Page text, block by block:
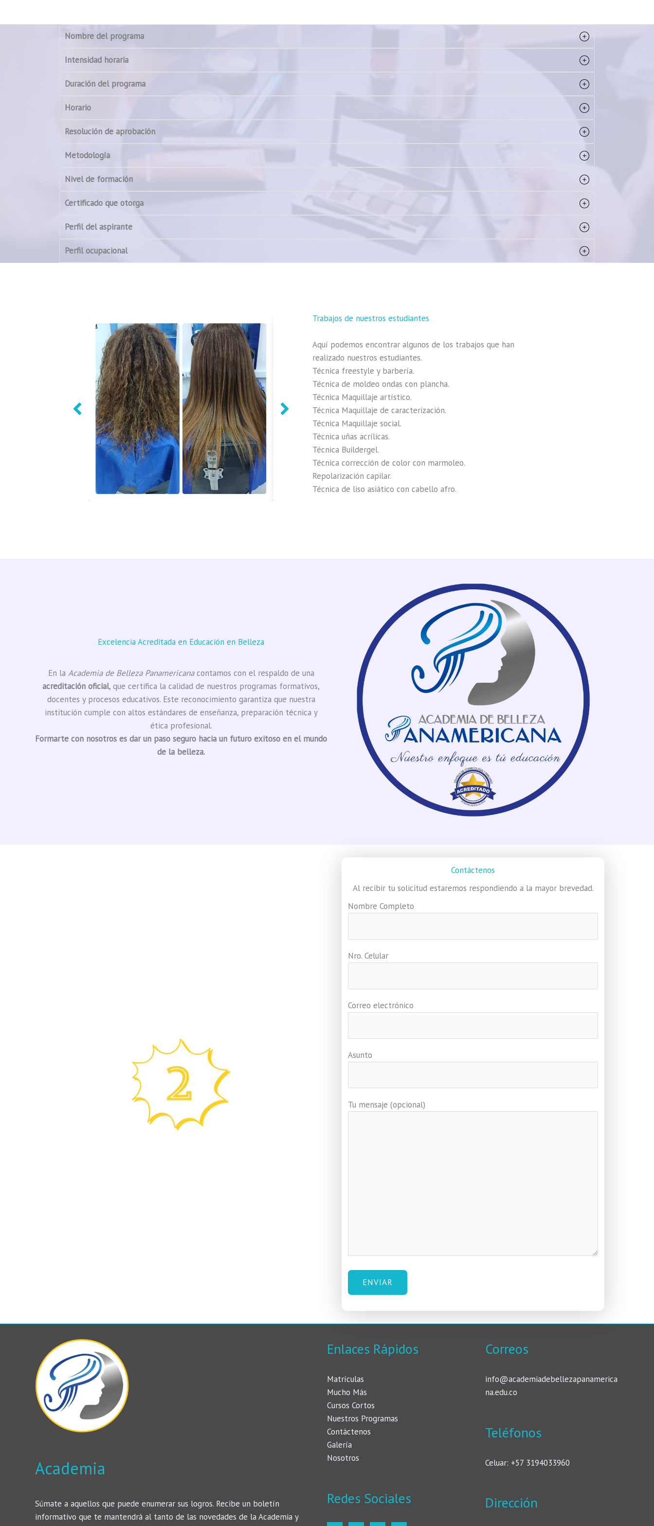
Nombre del programa
Intensidad horaria
Duración del programa
Horario
Resolución de aprobación
Metodología
Nivel de formación
Certificado que otorga
Perfil del aspirante
Perfil ocupacional
Trabajos de nuestros estudiantes​
Aquí podemos encontrar algunos de los trabajos que han
realizado nuestros estudiantes.
Técnica freestyle y barbería.
Técnica de moldeo ondas con plancha.
Técnica Maquillaje artístico.
Técnica Maquillaje de caracterización.
Técnica Maquillaje social.
Técnica uñas acrílicas.
Técnica Buildergel.
Técnica corrección de color con marmoleo.
Repolarización capilar.
Técnica de liso asiático con cabello afro.
Excelencia Acreditada en Educación en Belleza
En la Academia de Belleza Panamericanacontamos con el respaldo de una
acreditación oficial, que certifica la calidad de nuestros programas formativos,
docentes y procesos educativos. Este reconocimiento garantiza que nuestra
institución cumple con altos estándares de enseñanza, preparación técnica y
ética profesional.
Formarte con nosotros es dar un paso seguro hacia un futuro exitoso en el mundo
de la belleza.
https://academiadebellezapanamericana.com/matriculas/
Contáctenos
Al recibir tu solicitud estaremos respondiendo a la mayor brevedad.
Nombre Completo
Nro. Celular
Correo electrónico
Asunto
Tu mensaje (opcional)
Academia
Súmate a aquellos que puede enumerar sus logros. Recibe un boletín
informativo que te mantendrá al tanto de las novedades de la Academia y
Enlaces Rápidos
Matrículas
Mucho Más
Cursos Cortos
Nuestros Programas
Contáctenos
Galería
Nosotros
Redes Sociales
Correos
info@academiadebellezapanamerica
na.edu.co
Teléfonos
Celuar: +57 3194033960
Dirección